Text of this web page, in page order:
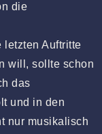
die
letzten Auftritte
will, sollte schon
das
und in den
nur musikalisch